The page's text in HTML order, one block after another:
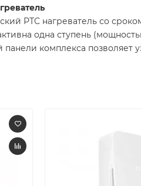
РТС нагреватель со
одна ступень
комплекса позволяет